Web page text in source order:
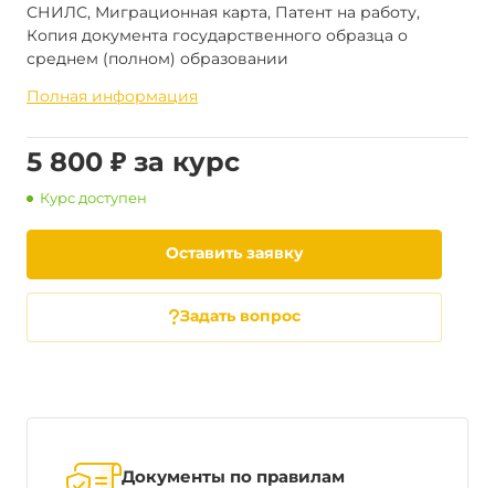
СНИЛС, Миграционная карта, Патент на работу,
Копия документа государственного образца о
среднем (полном) образовании
Полная информация
5 800 ₽ за курс
Курс доступен
Оставить заявку
Задать вопрос
Документы по правилам